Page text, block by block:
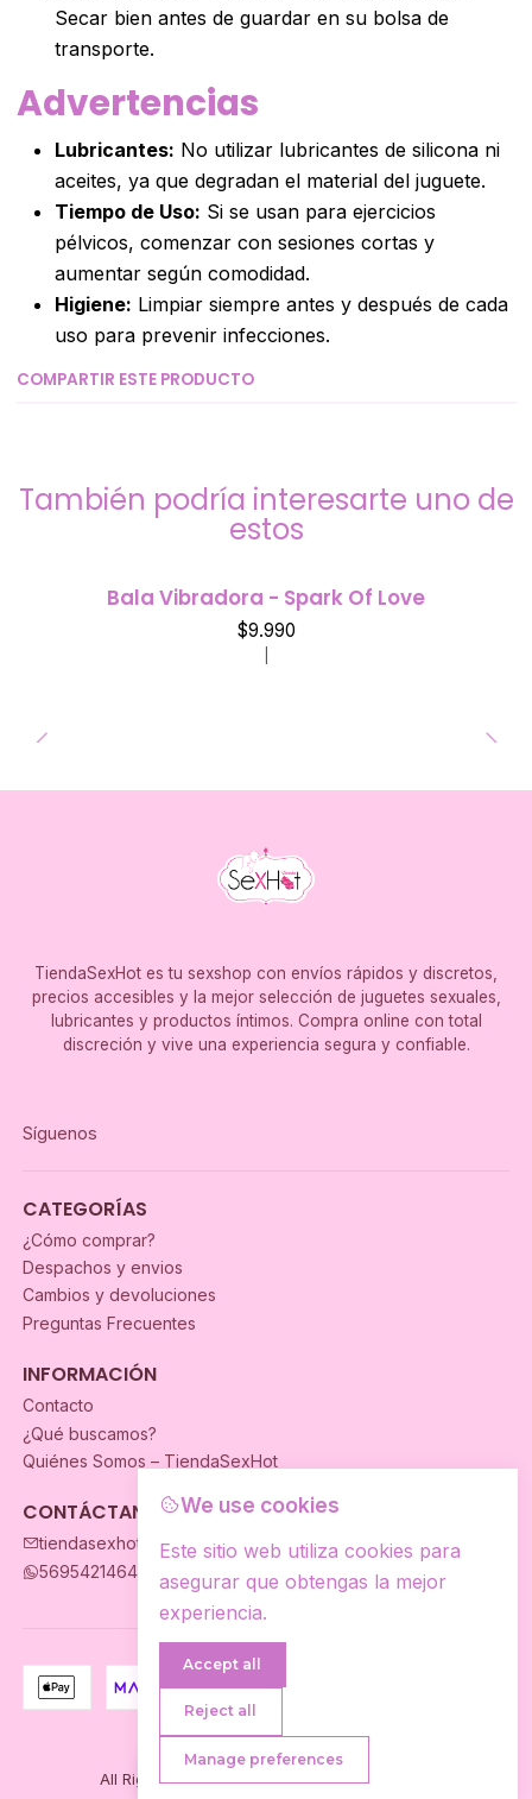
Secar bien antes de guardar en su bolsa de
transporte.
Advertencias
Lubricantes: No utilizar lubricantes de silicona ni
aceites, ya que degradan el material del juguete.
Tiempo de Uso: Si se usan para ejercicios
pélvicos, comenzar con sesiones cortas y
aumentar según comodidad.
Higiene: Limpiar siempre antes y después de cada
uso para prevenir infecciones.
COMPARTIR ESTE PRODUCTO
También podría interesarte uno de
estos
Bala Vibradora - Spark Of Love
$9.990
TiendaSexHot es tu sexshop con envíos rápidos y discretos,
precios accesibles y la mejor selección de juguetes sexuales,
lubricantes y productos íntimos. Compra online con total
discreción y vive una experiencia segura y confiable.
Síguenos
CATEGORÍAS
¿Cómo comprar?
Despachos y envios
Cambios y devoluciones
Preguntas Frecuentes
INFORMACIÓN
Contacto
¿Qué buscamos?
Quiénes Somos – TiendaSexHot
CONTÁCTANOS
tiendasexhot@gmail.com
56954214649
2026 TiendaSexhot.
All Rights Reserved.Powered by Jumpseller
Tienes Dudas?
We use cookies
Este sitio web utiliza cookies para
asegurar que obtengas la mejor
experiencia.
Accept all
Reject all
Manage preferences